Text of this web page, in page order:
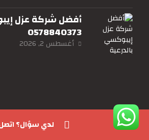
أفضل شركة عزل
0578840373
أغسطس 2, 2026
ساعات العمل
لدي سؤال؟ اتصل